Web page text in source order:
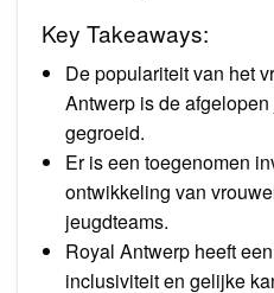
Key Takeaways:
De populariteit van het
Antwerp is de
gegroeid.
Er is een toegenomen
ontwikkeling van
jeugdteams.
Royal Antwerp heeft
inclusiviteit en gelijke